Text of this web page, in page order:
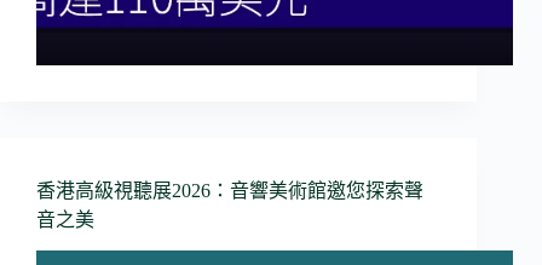
香港高級視聽展2026：音響美術館邀您探索聲
音之美